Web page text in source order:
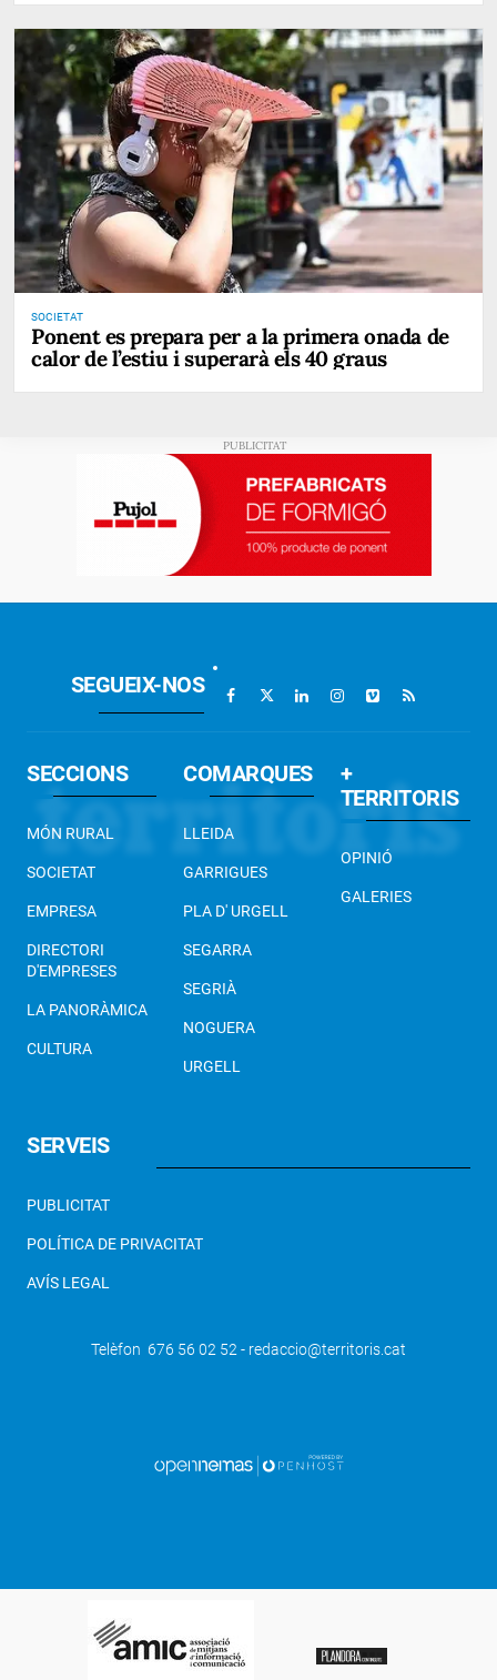
SOCIETAT
Ponent es prepara per a la primera onada de
calor de l’estiu i superarà els 40 graus
SEGUEIX-NOS
SECCIONS
MÓN RURAL
SOCIETAT
EMPRESA
DIRECTORI
D'EMPRESES
LA PANORÀMICA
CULTURA
COMARQUES
LLEIDA
GARRIGUES
PLA D' URGELL
SEGARRA
SEGRIÀ
NOGUERA
URGELL
+
TERRITORIS
OPINIÓ
GALERIES
SERVEIS
PUBLICITAT
POLÍTICA DE PRIVACITAT
AVÍS LEGAL
Telèfon 676 56 02 52 - redaccio@territoris.cat